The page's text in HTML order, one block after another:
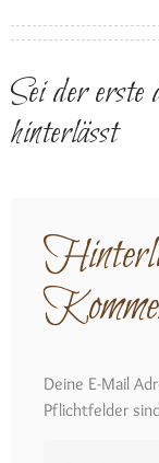
Sei der
hinterlässt
Deine E-Mail
Pflichtfelder